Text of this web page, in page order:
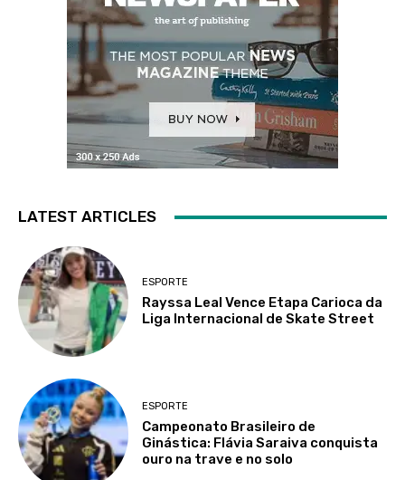
LATEST ARTICLES
ESPORTE
Rayssa Leal Vence Etapa Carioca da
Liga Internacional de Skate Street
ESPORTE
Campeonato Brasileiro de
Ginástica: Flávia Saraiva conquista
ouro na trave e no solo